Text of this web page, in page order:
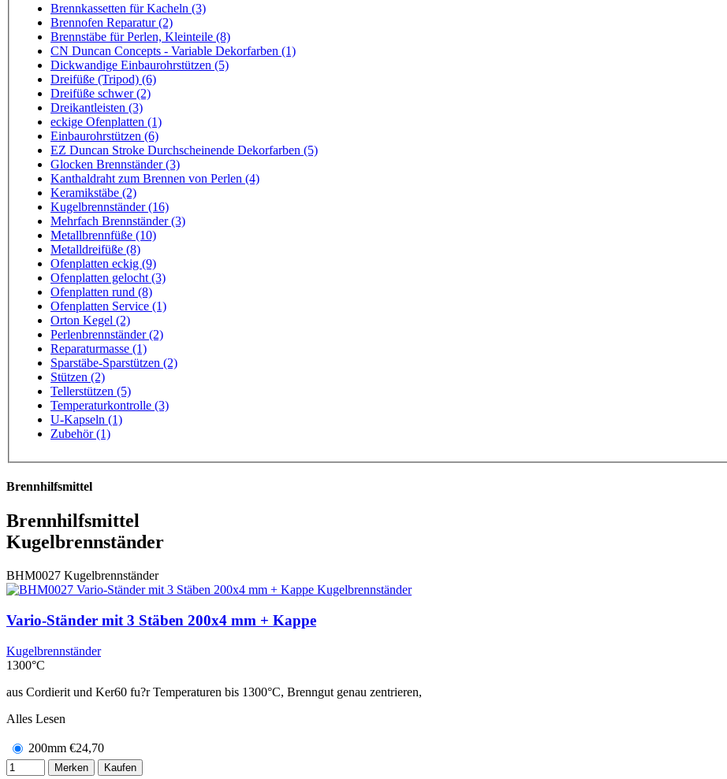
Brennkassetten für Kacheln (3)
Brennofen Reparatur (2)
Brennstäbe für Perlen, Kleinteile (8)
CN Duncan Concepts - Variable Dekorfarben (1)
Dickwandige Einbaurohrstützen (5)
Dreifüße (Tripod) (6)
Dreifüße schwer (2)
Dreikantleisten (3)
eckige Ofenplatten (1)
Einbaurohrstützen (6)
EZ Duncan Stroke Durchscheinende Dekorfarben (5)
Glocken Brennständer (3)
Kanthaldraht zum Brennen von Perlen (4)
Keramikstäbe (2)
Kugelbrennständer (16)
Mehrfach Brennständer (3)
Metallbrennfüße (10)
Metalldreifüße (8)
Ofenplatten eckig (9)
Ofenplatten gelocht (3)
Ofenplatten rund (8)
Ofenplatten Service (1)
Orton Kegel (2)
Perlenbrennständer (2)
Reparaturmasse (1)
Sparstäbe-Sparstützen (2)
Stützen (2)
Tellerstützen (5)
Temperaturkontrolle (3)
U-Kapseln (1)
Zubehör (1)
Brennhilfsmittel
Brennhilfsmittel
Kugelbrennständer
BHM0027 Kugelbrennständer
Vario-Ständer mit 3 Stäben 200x4 mm + Kappe
Kugelbrennständer
1300°C
aus Cordierit und Ker60 fu?r Temperaturen bis 1300°C, Brenngut genau zentrieren,
Alles Lesen
200mm €24,70
Merken Kaufen